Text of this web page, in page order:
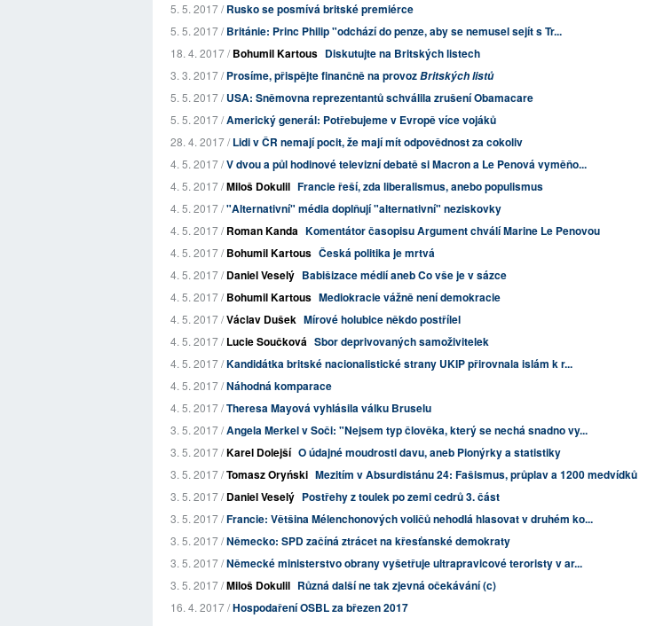
5. 5. 2017 /Rusko se posmívá britské premiérce
5. 5. 2017 /Británie: Princ Philip "odchází do penze, aby se nemusel sejít s Tr...
18. 4. 2017 /Bohumil Kartous Diskutujte na Britských listech
3. 3. 2017 /Prosíme, přispějte finančně na provozBritských listů
5. 5. 2017 /USA: Sněmovna reprezentantů schválila zrušení Obamacare
5. 5. 2017 /Americký generál: Potřebujeme v Evropě více vojáků
28. 4. 2017 /Lidi v ČR nemají pocit, že mají mít odpovědnost za cokoliv
4. 5. 2017 /V dvou a půl hodinové televizní debatě si Macron a Le Penová vyměňo...
4. 5. 2017 /Miloš Dokulil Francie řeší, zda liberalismus, anebo populismus
4. 5. 2017 /"Alternativní" média doplňují "alternativní" neziskovky
4. 5. 2017 /Roman Kanda Komentátor časopisu Argument chválí Marine Le Penovou
4. 5. 2017 /Bohumil Kartous Česká politika je mrtvá
4. 5. 2017 /Daniel Veselý Babišizace médií aneb Co vše je v sázce
4. 5. 2017 /Bohumil Kartous Mediokracie vážně není demokracie
4. 5. 2017 /Václav Dušek Mírové holubice někdo postřílel
4. 5. 2017 /Lucie Součková Sbor deprivovaných samoživitelek
4. 5. 2017 /Kandidátka britské nacionalistické strany UKIP přirovnala islám k r...
4. 5. 2017 /Náhodná komparace
4. 5. 2017 /Theresa Mayová vyhlásila válku Bruselu
3. 5. 2017 /Angela Merkel v Soči: "Nejsem typ člověka, který se nechá snadno vy...
3. 5. 2017 /Karel Dolejší O údajné moudrosti davu, aneb Pionýrky a statistiky
3. 5. 2017 /Tomasz Oryński Mezitím v Absurdistánu 24: Fašismus, průplav a 1200 medvídků
3. 5. 2017 /Daniel Veselý Postřehy z toulek po zemi cedrů 3. část
3. 5. 2017 /Francie: Většina Mélenchonových voličů nehodlá hlasovat v druhém ko...
3. 5. 2017 /Německo: SPD začíná ztrácet na křesťanské demokraty
3. 5. 2017 /Německé ministerstvo obrany vyšetřuje ultrapravicové teroristy v ar...
3. 5. 2017 /Miloš Dokulil Různá další ne tak zjevná očekávání (c)
16. 4. 2017 /Hospodaření OSBL za březen 2017